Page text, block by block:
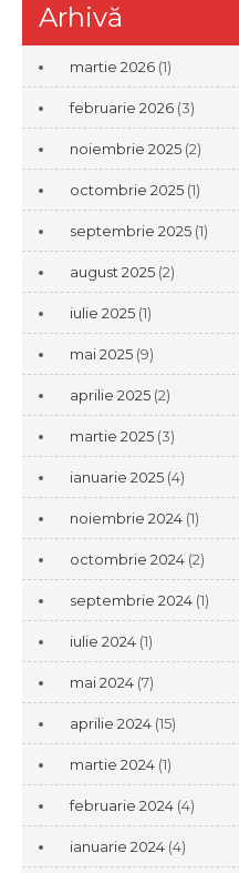
Arhivă
martie 2026 (1)
februarie 2026 (3)
noiembrie 2025 (2)
octombrie 2025 (1)
septembrie 2025 (1)
august 2025 (2)
iulie 2025 (1)
mai 2025 (9)
aprilie 2025 (2)
martie 2025 (3)
ianuarie 2025 (4)
noiembrie 2024 (1)
octombrie 2024 (2)
septembrie 2024 (1)
iulie 2024 (1)
mai 2024 (7)
aprilie 2024 (15)
martie 2024 (1)
februarie 2024 (4)
ianuarie 2024 (4)